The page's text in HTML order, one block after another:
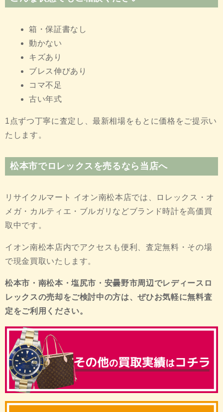
箱・保証書なし
動かない
キズあり
ブレス伸びあり
コマ不足
古い年式
1点ずつ丁寧に査定し、最新相場をもとに価格をご提示い
たします。
松本市でロレックスを売るなら当店へ
リサイクルマート イオン南松本店では、ロレックス・オ
メガ・カルティエ・ブルガリなどブランド時計を高価買
取中です。
イオン南松本店内でアクセスも便利、査定無料・その場
で現金買取いたします。
松本市・南松本・塩尻市・安曇野市周辺でレディースロ
レックスの売却をご検討中の方は、ぜひお気軽に無料査
定をご利用ください。